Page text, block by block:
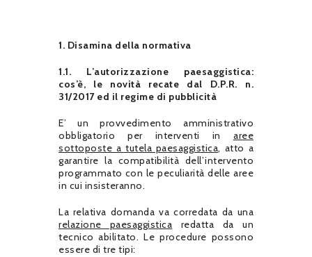
1. Disamina della normativa
1.1. L’autorizzazione paesaggistica:
cos’è, le novità recate dal D.P.R. n.
31/2017 ed il regime di pubblicità
E’ un provvedimento amministrativo
obbligatorio per interventi in aree
sottoposte a tutela paesaggistica, atto a
garantire la compatibilità dell’intervento
programmato con le peculiarità delle aree
in cui insisteranno.
La relativa domanda va corredata da una
relazione paesaggistica redatta da un
tecnico abilitato. Le procedure possono
essere di tre tipi: